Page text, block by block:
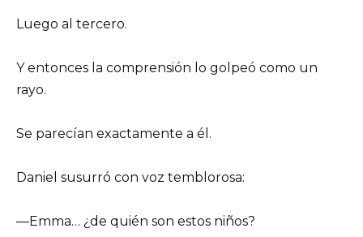
Luego al tercero.
Y entonces la comprensión lo golpeó como un
rayo.
Se parecían exactamente a él.
Daniel susurró con voz temblorosa:
—Emma… ¿de quién son estos niños?